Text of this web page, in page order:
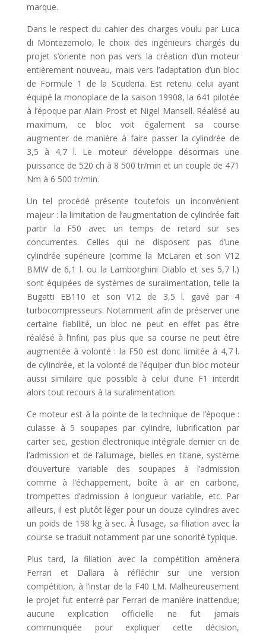
marque.
Dans le respect du cahier des charges voulu par Luca
di Montezemolo, le choix des ingénieurs chargés du
projet s’oriente non pas vers la création d’un moteur
entièrement nouveau, mais vers l’adaptation d’un bloc
de Formule 1 de la Scuderia. Est retenu celui ayant
équipé la monoplace de la saison 19908, la 641 pilotée
à l’époque par Alain Prost et Nigel Mansell. Réalésé au
maximum, ce bloc voit également sa course
augmenter de manière à faire passer la cylindrée de
3,5 à 4,7 l. Le moteur développe désormais une
puissance de 520 ch à 8 500 tr/min et un couple de 471
Nm à 6 500 tr/min.
Un tel procédé présente toutefois un inconvénient
majeur : la limitation de l’augmentation de cylindrée fait
partir la F50 avec un temps de retard sur ses
concurrentes. Celles qui ne disposent pas d’une
cylindrée supérieure (comme la McLaren et son V12
BMW de 6,1 l. ou la Lamborghini Diablo et ses 5,7 l.)
sont équipées de systèmes de suralimentation, telle la
Bugatti EB110 et son V12 de 3,5 l. gavé par 4
turbocompresseurs. Notamment afin de préserver une
certaine fiabilité, un bloc ne peut en effet pas être
réalésé à l’infini, pas plus que sa course ne peut être
augmentée à volonté : la F50 est donc limitée à 4,7 l.
de cylindrée, et la volonté de l’équiper d’un bloc moteur
aussi similaire que possible à celui d’une F1 interdit
alors tout recours à la suralimentation.
Ce moteur est à la pointe de la technique de l’époque :
culasse à 5 soupapes par cylindre, lubrification par
carter sec, gestion électronique intégrale dernier cri de
l’admission et de l’allumage, bielles en titane, système
d’ouverture variable des soupapes à l’admission
comme à l’échappement, boîte à air en carbone,
trompettes d’admission à longueur variable, etc. Par
ailleurs, il est plutôt léger pour un douze cylindres avec
un poids de 198 kg à sec. À l’usage, sa filiation avec la
course se traduit notamment par une sonorité typique.
Plus tard, la filiation avec la compétition amènera
Ferrari et Dallara à réfléchir sur une version
compétition, à l’instar de la F40 LM. Malheureusement
le projet fut enterré par Ferrari de manière inattendue;
aucune explication officielle ne fut jamais
communiquée pour expliquer cette décision,